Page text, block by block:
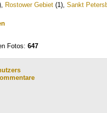
, Rostower Gebiet (1), Sankt
Fotos: 647